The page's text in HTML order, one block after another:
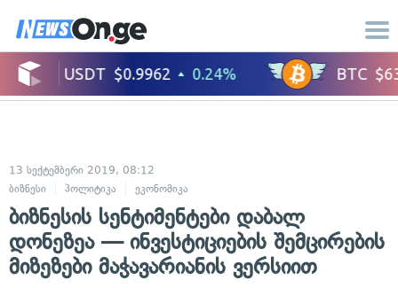
13 სექტემბერი 2019, 08:12
ბიზნესი
პოლიტიკა ეკონომიკა
ბიზნესის სენტიმენტები დაბალ
დონეზეა — ინვესტიციების შემცირების
მიზეზები მაჭავარიანის ვერსიით